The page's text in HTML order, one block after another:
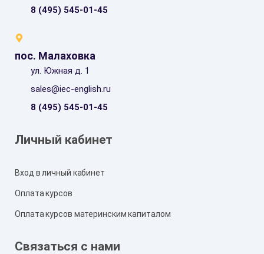
8 (495) 545-01-45
пос. Малаховка
ул. Южная д. 1
sales@iec-english.ru
8 (495) 545-01-45
Личный кабинет
Вход в личный кабинет
Оплата курсов
Оплата курсов материнским капиталом
Связаться с нами